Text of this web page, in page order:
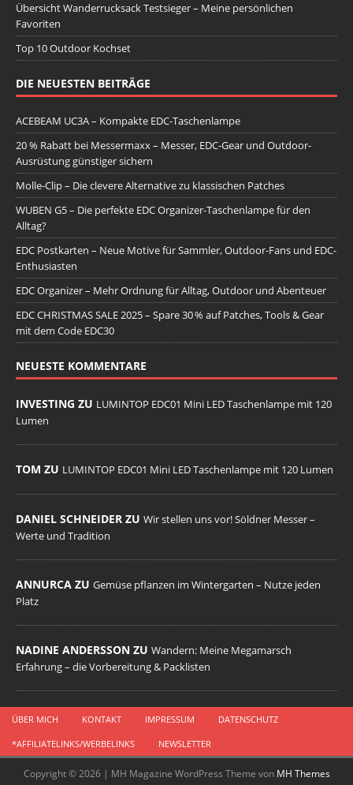
Übersicht Wanderrucksack Testsieger – Meine persönlichen
Favoriten
Top 10 Outdoor Kochset
DIE NEUESTEN BEITRÄGE
ACEBEAM UC3A – Kompakte EDC-Taschenlampe
20 % Rabatt bei Messermaxx – Messer, EDC-Gear und Outdoor-
Ausrüstung günstiger sichern
Molle-Clip – Die clevere Alternative zu klassischen Patches
WUBEN G5 – Die perfekte EDC Organizer-Taschenlampe für den
Alltag?
EDC Postkarten – Neue Motive für Sammler, Outdoor-Fans und EDC-
Enthusiasten
EDC Organizer – Mehr Ordnung für Alltag, Outdoor und Abenteuer
EDC CHRISTMAS SALE 2025 – Spare 30 % auf Patches, Tools & Gear
mit dem Code EDC30
NEUESTE KOMMENTARE
INVESTING ZU LUMINTOP EDC01 Mini LED Taschenlampe mit 120
Lumen
TOM ZU LUMINTOP EDC01 Mini LED Taschenlampe mit 120 Lumen
DANIEL SCHNEIDER ZU Wir stellen uns vor! Söldner Messer –
Werte und Tradition
ANNURCA ZU Gemüse pflanzen im Wintergarten – Nutze jeden
Platz
NADINE ANDERSSON ZU Wandern: Meine Megamarsch
Erfahrung – die Vorbereitung & Packlisten
ÜBER MICH KONTAKT IMPRESSUM DATENSCHUTZ
*AFFILIATELINKS/WERBELINKS NEWSLETTER
Copyright © 2026 | MH Magazine WordPress Theme von MH Themes